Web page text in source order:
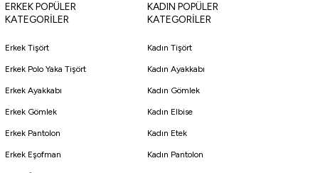
ERKEK POPÜLER
KATEGORİLER
Erkek Tişört
Erkek Polo Yaka Tişört
Erkek Ayakkabı
Erkek Gömlek
Erkek Pantolon
Erkek Eşofman
KADIN POPÜLER
KATEGORİLER
Kadın Tişört
Kadın Ayakkabı
Kadın Gömlek
Kadın Elbise
Kadın Etek
Kadın Pantolon